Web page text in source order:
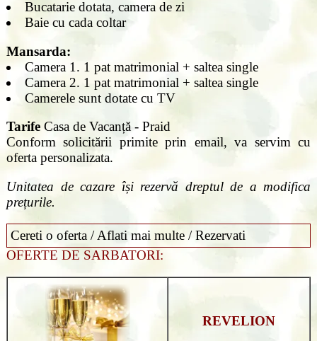
Bucatarie dotata, camera de zi
Baie cu cada coltar
Mansarda:
Camera 1. 1 pat matrimonial + saltea single
Camera 2. 1 pat matrimonial + saltea single
Camerele sunt dotate cu TV
Tarife Casa de Vacanță - Praid
Conform solicitării primite prin email, va servim cu
oferta personalizata.
Unitatea de cazare își rezervă dreptul de a modifica
prețurile.
Cereti o oferta / Aflati mai multe / Rezervati
OFERTE DE SARBATORI:
REVELION